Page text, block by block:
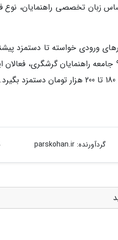
زبان تخصصی راهنمایان، نوع
ورودی خواسته تا دستمزد
گردشگری به جامعه تورگردانان اعلام نمایند. در تیرماه سال 94
گردآورنده:parskohan.ir